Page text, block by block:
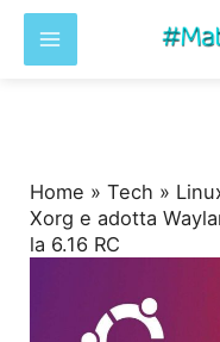
Home »Tech »
Xorg e adotta
la 6.16 RC